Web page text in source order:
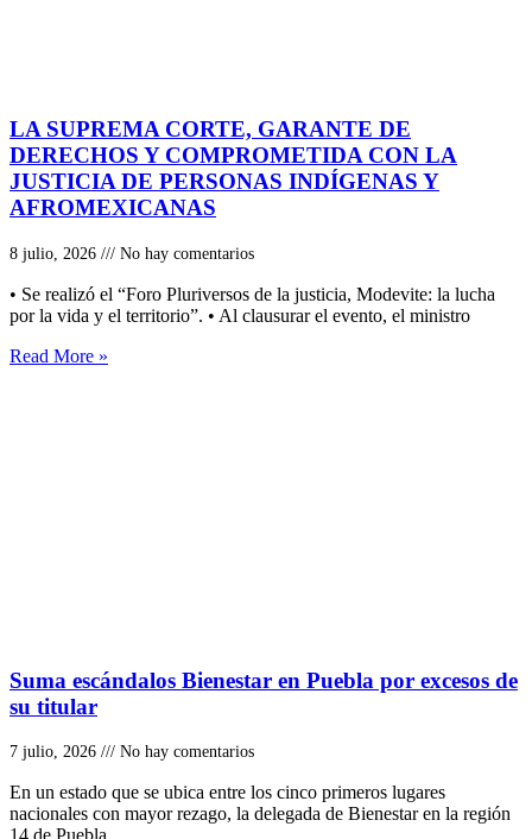
LA SUPREMA CORTE, GARANTE DE
DERECHOS Y COMPROMETIDA CON LA
JUSTICIA DE PERSONAS INDÍGENAS Y
AFROMEXICANAS
8 julio, 2026 No hay comentarios
• Se realizó el “Foro Pluriversos de la justicia, Modevite: la lucha
por la vida y el territorio”. • Al clausurar el evento, el ministro
Read More »
Suma escándalos Bienestar en Puebla por excesos de
su titular
7 julio, 2026 No hay comentarios
En un estado que se ubica entre los cinco primeros lugares
nacionales con mayor rezago, la delegada de Bienestar en la región